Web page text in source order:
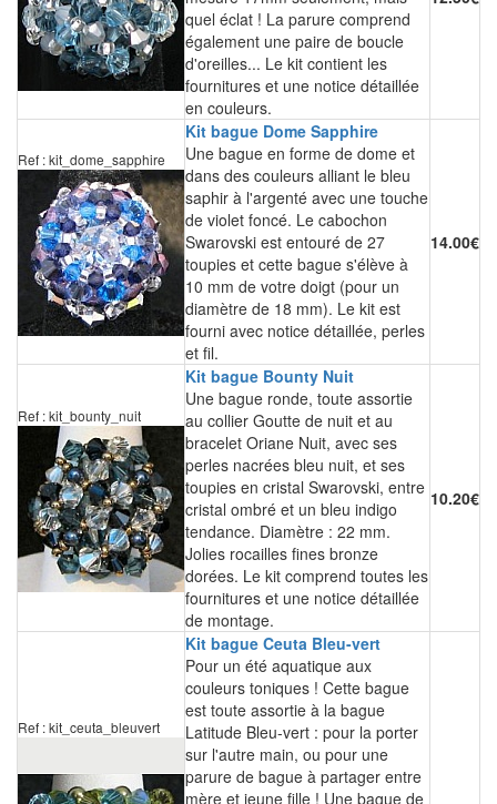
quel éclat ! La parure comprend
également une paire de boucle
d'oreilles... Le kit contient les
fournitures et une notice détaillée
en couleurs.
Ref : kit_dome_sapphire
Kit bague Dome Sapphire
Une bague en forme de dome et
dans des couleurs alliant le bleu
saphir à l'argenté avec une touche
de violet foncé. Le cabochon
Swarovski est entouré de 27
toupies et cette bague s'élève à
10 mm de votre doigt (pour un
diamètre de 18 mm). Le kit est
fourni avec notice détaillée, perles
et fil.
14.00€
Ref : kit_bounty_nuit
Kit bague Bounty Nuit
Une bague ronde, toute assortie
au collier Goutte de nuit et au
bracelet Oriane Nuit, avec ses
perles nacrées bleu nuit, et ses
toupies en cristal Swarovski, entre
cristal ombré et un bleu indigo
tendance. Diamètre : 22 mm.
Jolies rocailles fines bronze
dorées. Le kit comprend toutes les
fournitures et une notice détaillée
de montage.
10.20€
Ref : kit_ceuta_bleuvert
Kit bague Ceuta Bleu-vert
Pour un été aquatique aux
couleurs toniques ! Cette bague
est toute assortie à la bague
Latitude Bleu-vert : pour la porter
sur l'autre main, ou pour une
parure de bague à partager entre
mère et jeune fille ! Une bague de